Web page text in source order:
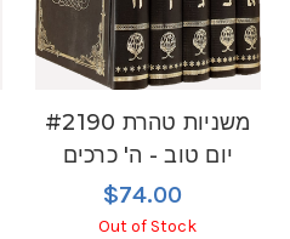
#2190 משניות טהרת
יום טוב - ה' כרכים
$74.00
Out of Stock